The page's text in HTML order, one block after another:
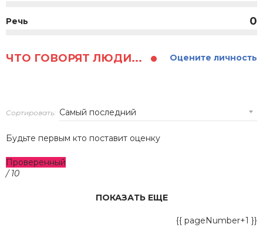
Речь 0
ЧТО ГОВОРЯТ ЛЮДИ... Оцените личность
Сортировать:
Будьте первым кто поставит оценку
Проверенный
/ 10
ПОКАЗАТЬ ЕЩЕ
{{ pageNumber+1 }}